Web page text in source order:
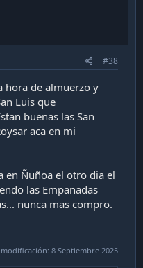
#38
hora de almuerzo y
Luis que
buenas las San
aca en mi
en Ñuñoa el otro dia el
las Empanadas
nunca mas compro.
8 Septiembre 2025